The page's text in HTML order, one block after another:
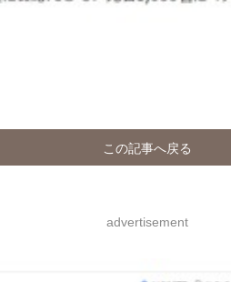
この記事へ戻る
advertisement